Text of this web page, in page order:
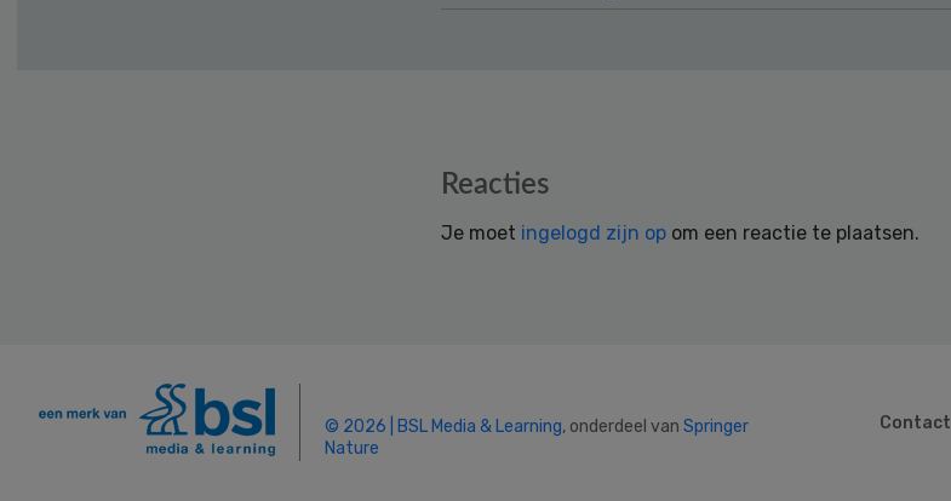
Reacties
Je moet ingelogd zijn op om een reactie te plaatsen.
© 2026 | BSL Media & Learning, onderdeel van Springer
Nature
Contact